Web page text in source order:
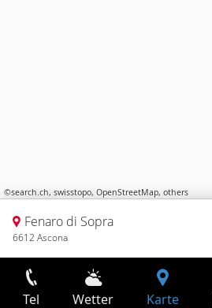
©search.ch, swisstopo, OpenStreetMap, others
Fenaro di Sopra
6612 Ascona
Tel Wetter Karte